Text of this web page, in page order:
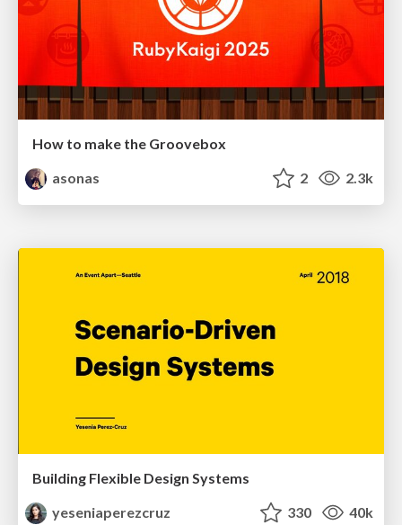
How to make the Groovebox
asonas
2 2.3k
Building Flexible Design Systems
yeseniaperezcruz
330 40k